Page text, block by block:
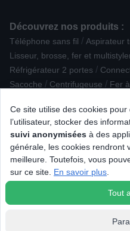
Ce site utilise des cookies
l’utilisateur, stocker des
suivi anonymisées à des
générale, les cookies rendront
meilleure. Toutefois, vous
sur ce site. En savoir plus
Tout
Découvrez nos produits :
Téléphone sans fil / Aspirateur
Lisseur, brosse, fer et
Réfrigérateur 2 portes /
Sacoche / Centrifugeuse / Fer
PC et tablette reconditionnés /
Casque sans fil et ANC Arceau /
Robot Tondeuse Accessoire
Aspirateur balai / Accessoire
Barbecue électrique / Baladeur
Grille-pain / Réfrigérateur